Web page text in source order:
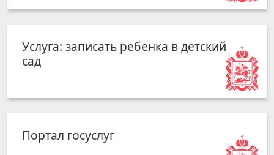
Услуга: записать ребенка в детский
сад
Портал госуслуг